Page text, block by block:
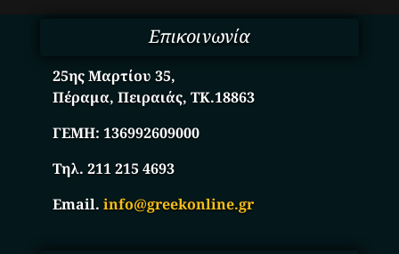
Επικοινωνία
25ης Μαρτίου 35,
Πέραμα, Πειραιάς, ΤΚ.18863
ΓΕΜΗ:136992609000
Τηλ. 211 215 4693
Email.info@greekonline.gr